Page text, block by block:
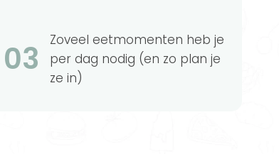
03
Zoveel eetmomenten heb je
per dag nodig (en zo plan je
ze in)